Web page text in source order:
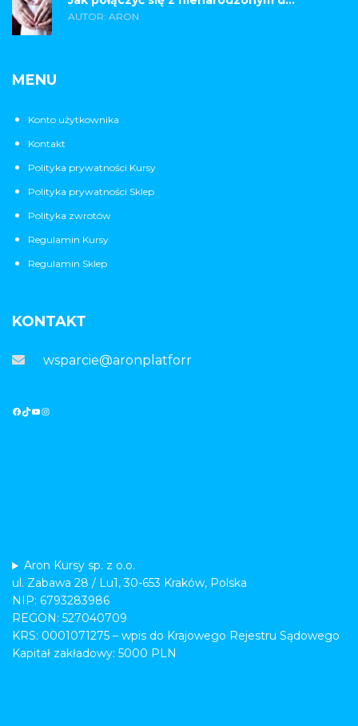
AUTOR: ARON
MENU
Konto użytkownika
Kontakt
Polityka prywatności Kursy
Polityka prywatności Sklep
Polityka zwrotów
Regulamin Kursy
Regulamin Sklep
KONTAKT
wsparcie@aronplatforma.pl
Aron Kursy sp. z o.o.
ul. Zabawa 28 / Lu1, 30-653 Kraków, Polska
NIP: 6793283986
REGON: 527040709
KRS: 0001071275 – wpis do Krajowego Rejestru Sądowego
Kapitał zakładowy: 5000 PLN